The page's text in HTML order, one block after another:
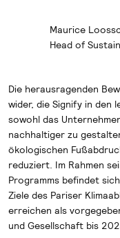
Maurice
Head of
Die herausragenden
wider, die Signify in den
sowohl das
nachhaltiger zu
ökologischen
reduziert. Im Rahmen
Programms befindet
Ziele des Pariser
erreichen als
und Gesellschaft bis